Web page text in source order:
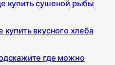
купить сушеной рыбы
купить вкусного хлеба
где можно